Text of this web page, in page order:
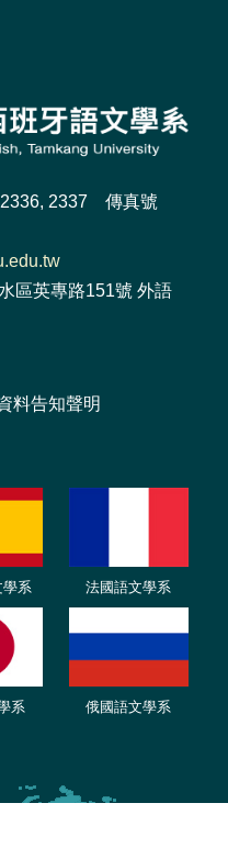
2336, 2337 傳真號
區英專路151號 外語
料告知聲明
學系 法國語文學系
系 俄國語文學系